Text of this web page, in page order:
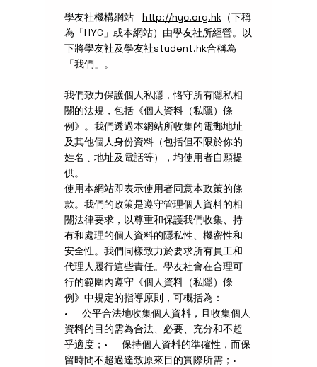
學友社機構網站 http://hyc.org.hk （下稱
為「HYC」或本網站）由學友社所經營。以
下將學友社及學友社student.hk合稱為
「我們」。
我們致力保護個人私隱，恪守所有隱私相
關的法規，包括《個人資料（私隱）條
例》。我們透過本網站所收集的電郵地址
及其他個人身份資料（包括但不限於你的
姓名﹑地址及電話等），均使用者自願提
供。
使用本網站即表示使用者同意本政策的條
款。我們的政策是遵守管理個人資料的相
關法律要求，以尊重和保護我們收集、持
有和處理的個人資料的隱私性、機密性和
安全性。我們同樣致力於要求所有員工和
代理人履行這些責任。學友社會在合理可
行的範圍內遵守《個人資料（私隱）條
例》中規定的指導原則，可概括為：
• 公平合法地收集個人資料，且收集個人
資料的目的需為合法、必要、充分和不超
乎適度；• 保持個人資料的準確性，而保
留時間不超過達致原來目的實際所需；•